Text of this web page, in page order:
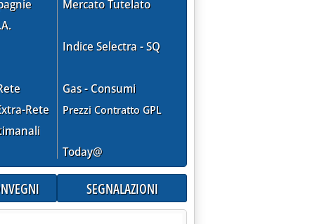
Rete
Mercato Tutelato
Indice Selectra - SQ
Gas - Consumi
Prezzi Contratto GPL
Today@
SEGNALAZIONI